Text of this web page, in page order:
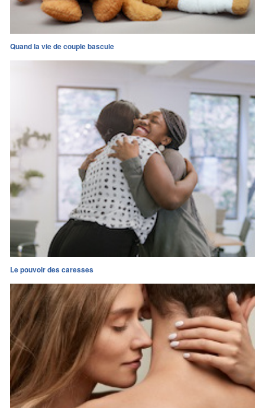
Quand la vie de couple bascule
Le pouvoir des caresses